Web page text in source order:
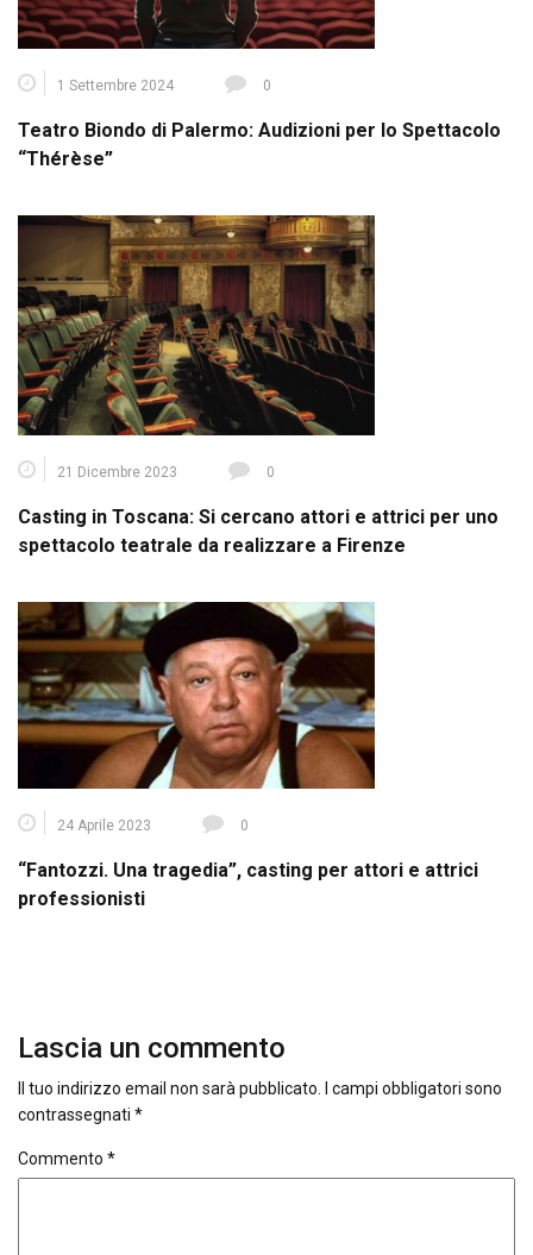
1 Settembre 2024 0
Teatro Biondo di Palermo: Audizioni per lo Spettacolo
“Thérèse”
21 Dicembre 2023 0
Casting in Toscana: Si cercano attori e attrici per uno
spettacolo teatrale da realizzare a Firenze
24 Aprile 2023 0
“Fantozzi. Una tragedia”, casting per attori e attrici
professionisti
Lascia un commento
Il tuo indirizzo email non sarà pubblicato.
I campi obbligatori sono
contrassegnati *
Commento *